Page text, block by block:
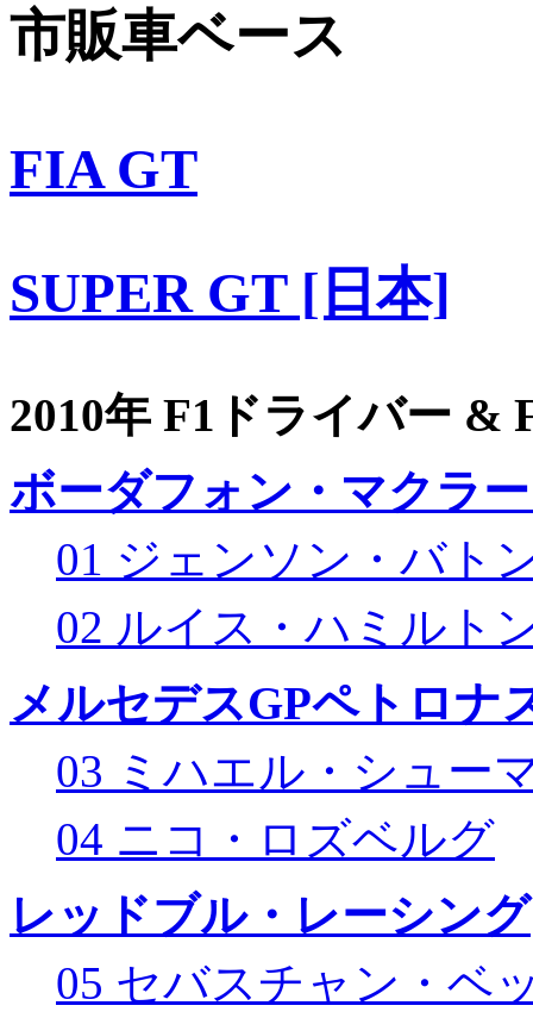
市販車ベース
FIA GT
SUPER GT [日本]
2010年 F1ドライバー &
ボーダフォン・マクラ
01 ジェンソン・バト
02 ルイス・ハミルト
メルセデスGPペトロナ
03 ミハエル・シュー
04 ニコ・ロズベルグ
レッドブル・レーシング
05 セバスチャン・ベ